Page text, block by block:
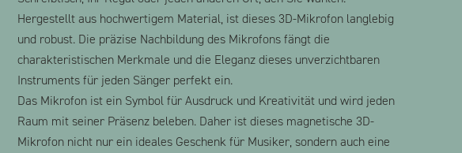
Hergestellt aus hochwertigem Material, ist dieses 3D-Mikrofon langlebig
und robust. Die präzise Nachbildung des Mikrofons fängt die
charakteristischen Merkmale und die Eleganz dieses unverzichtbaren
Instruments für jeden Sänger perfekt ein.
Das Mikrofon ist ein Symbol für Ausdruck und Kreativität und wird jeden
Raum mit seiner Präsenz beleben. Daher ist dieses magnetische 3D-
Mikrofon nicht nur ein ideales Geschenk für Musiker, sondern auch eine